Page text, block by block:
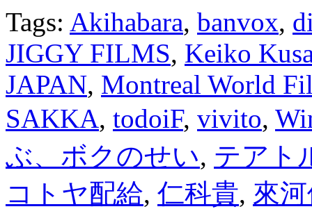
Tags: Akihabara, banvox,
JIGGY FILMS, Keiko
JAPAN, Montreal World
SAKKA, todoiF, vivito,
ぶ、ボクのせい, テアト
コトヤ配給, 仁科貴, 來